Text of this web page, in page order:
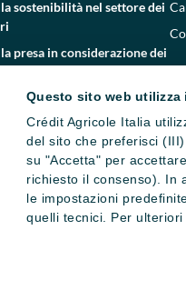
Questo sito web utilizza
Crédit Agricole Italia
del sito che preferisci
su "Accetta" per
richiesto il consenso). In
le impostazioni
quelli tecnici. Per ulteriori
sostenibilità nel settore dei
presa in considerazione dei
Dati societari Note legali